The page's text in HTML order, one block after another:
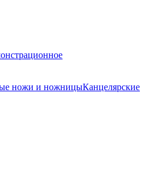
ножи и ножницыКанцелярские